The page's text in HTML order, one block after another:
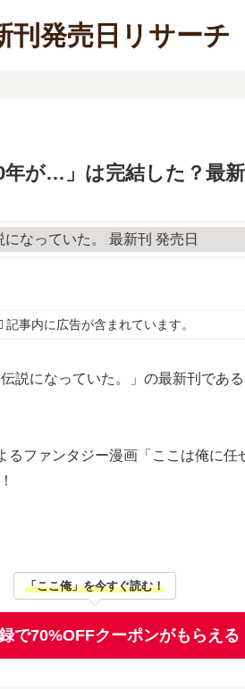
刊発売日リサーチ
が…」は完結した？最
記事内に広告が含まれています。
説になっていた。」の最新刊であ
ファンタジー漫画「ここは俺に
「ここ俺」を今すぐ読む！
で70%OFFクーポンがもらえる